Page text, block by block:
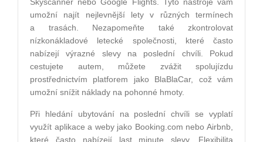
umožní najít nejlevnější lety v různých termínech
a trasách. Nezapomeňte také zkontrolovat
nízkonákladové letecké společnosti, které často
nabízejí výrazné slevy na poslední chvíli. Pokud
cestujete autem, můžete zvážit spolujízdu
prostřednictvím platforem jako BlaBlaCar, což vám
umožní snížit náklady na pohonné hmoty.
Při hledání ubytování na poslední chvíli se vyplatí
využít aplikace a weby jako Booking.com nebo Airbnb,
které často nabízejí last minute slevy. Flexibilita